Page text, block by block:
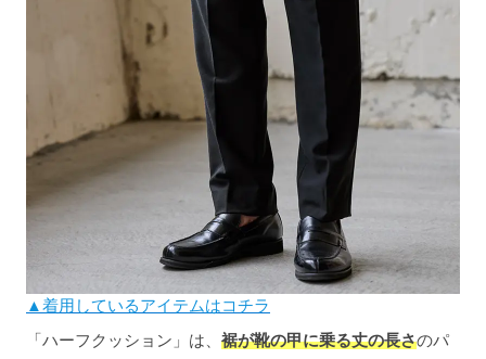
▲着用しているアイテムはコチラ
「ハーフクッション」は、 裾が靴の甲に乗る丈の長さのパ